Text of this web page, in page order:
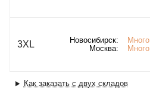
3XL Новосибирск:
Много
Москва:
Много
Как заказать с двух складов